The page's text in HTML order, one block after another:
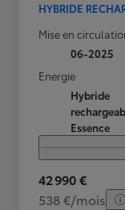
HYBRIDE
Mise en
06-2025
Energie
Hybride
Essence
42 990 €
538 €/mois